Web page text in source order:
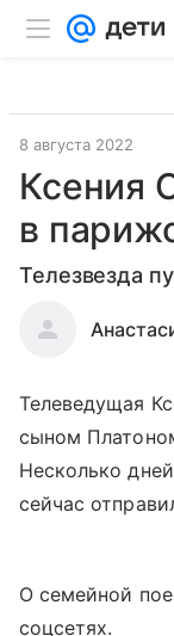
8 августа 2022
Ксения
в
Телезвезда
Телеведущая
сыном
Несколько
сейчас
О семейной
соцсетях.